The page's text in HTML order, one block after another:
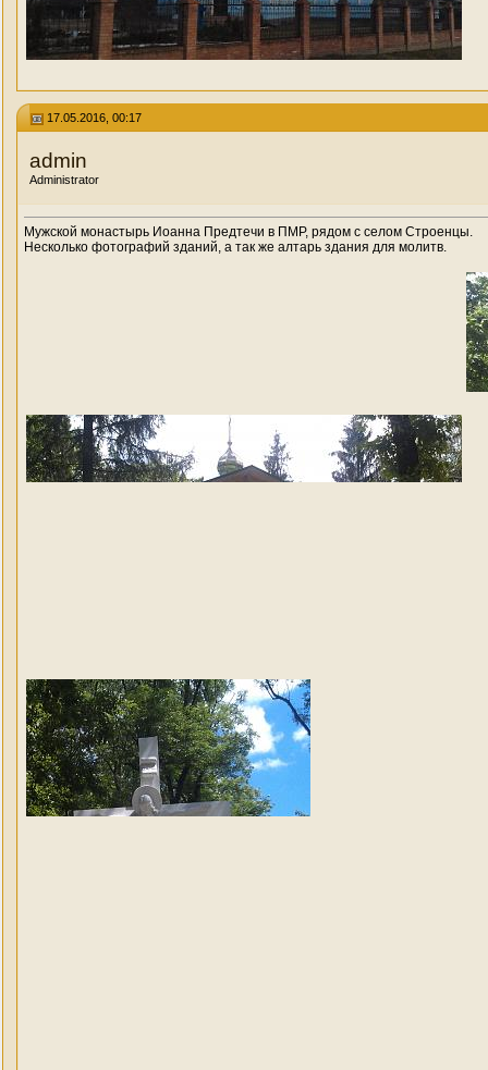
17.05.2016, 00:17
admin
Administrator
Мужской монастырь Иоанна Предтечи в ПМР, рядом с селом Строенцы.
Несколько фотографий зданий, а так же алтарь здания для молитв.